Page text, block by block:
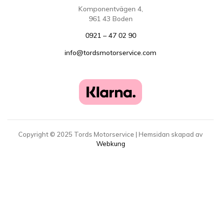
Komponentvägen 4,
961 43 Boden
0921 – 47 02 90
info@tordsmotorservice.com
Copyright © 2025 Tords Motorservice | Hemsidan skapad av
Webkung